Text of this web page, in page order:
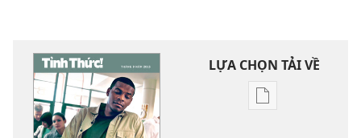
LỰA CHỌN TẢI VỀ
Tùy